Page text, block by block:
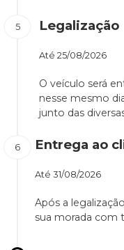
Legalização
Até 25/08/2026
O veículo será
nesse mesmo
junto das
Entrega ao
Até 31/08/2026
Após a
sua morada com